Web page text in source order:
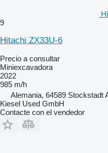
9
Hitachi ZX33U-6
Precio a consultar
Miniexcavadora
2022
985 m/h
Alemania, 64589 Stockstadt
Kiesel Used GmbH
Contacte con el vendedor